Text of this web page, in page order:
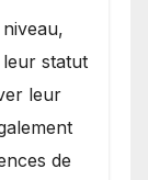
leur statut
leur
de